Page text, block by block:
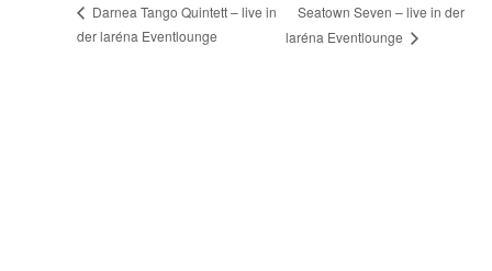
Darnea Tango Quintett – live in
der laréna Eventlounge
Seatown Seven – live in der
laréna Eventlounge